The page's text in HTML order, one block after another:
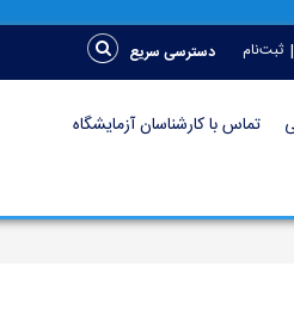
|ثبت‌نام دسترسی سریع
تماس با کارشناسان آزمایشگاه